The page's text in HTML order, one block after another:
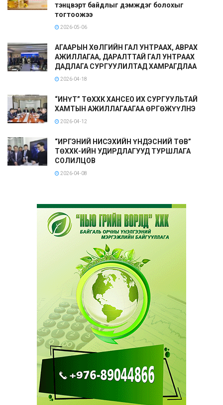
тэнцвэрт байдлыг дэмждэг болохыг
тогтоожээ
2026-05-06
АГААРЫН ХӨЛГИЙН ГАЛ УНТРААХ, АВРАХ
АЖИЛЛАГАА, ДАРАЛТТАЙ ГАЛ УНТРААХ
ДАДЛАГА СУРГУУЛИЛТАД ХАМРАГДЛАА
2026-04-18
“ИНҮТ” ТӨХХК ХАНСЕО ИХ СУРГУУЛЬТАЙ
ХАМТЫН АЖИЛЛАГААГАА ӨРГӨЖҮҮЛНЭ
2026-04-12
“ИРГЭНИЙ НИСЭХИЙН ҮНДЭСНИЙ ТӨВ”
ТӨХХК-ИЙН УДИРДЛАГУУД ТУРШЛАГА
СОЛИЛЦОВ
2026-04-08